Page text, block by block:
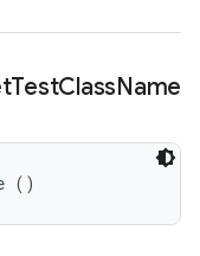
TestClassName
()